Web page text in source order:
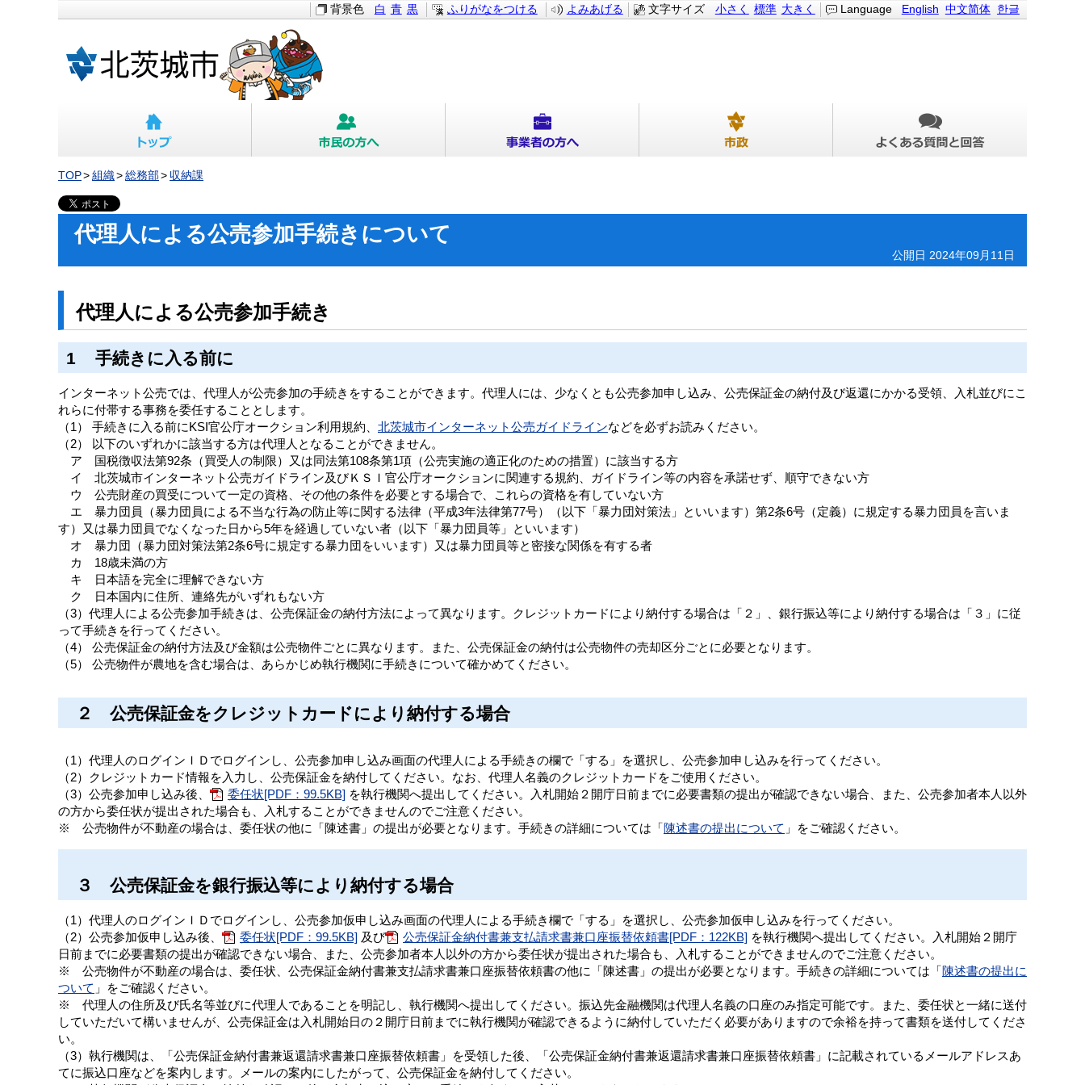
Language English 中文简体 한글
文字サイズ 小さく 標準 大きく
背景色 白 青 黒 ふりがなをつける よみあげる
TOP 組織 総務部 収納課
代理人による公売参加手続きについて
公開日 2024年09月11日
代理人による公売参加手続き
1 手続きに入る前に
インターネット公売では、代理人が公売参加の手続きをすることができます。代理人には、少なくとも公売参加申し込み、公売保証金の納付及び返還にかかる受領、入札並びにこ
れらに付帯する事務を委任することとします。
（1） 手続きに入る前にKSI官公庁オークション利用規約、 北茨城市インターネット公売ガイドラインなどを必ずお読みください。
（2） 以下のいずれかに該当する方は代理人となることができません。
ア 国税徴収法第92条（買受人の制限）又は同法第108条第1項（公売実施の適正化のための措置）に該当する方
イ 北茨城市インターネット公売ガイドライン及びＫＳＩ官公庁オークションに関連する規約、ガイドライン等の内容を承諾せず、順守できない方
ウ 公売財産の買受について一定の資格、その他の条件を必要とする場合で、これらの資格を有していない方
エ 暴力団員（暴力団員による不当な行為の防止等に関する法律（平成3年法律第77号）（以下「暴力団対策法」といいます）第2条6号（定義）に規定する暴力団員を言いま
す）又は暴力団員でなくなった日から5年を経過していない者（以下「暴力団員等」といいます）
オ 暴力団（暴力団対策法第2条6号に規定する暴力団をいいます）又は暴力団員等と密接な関係を有する者
カ 18歳未満の方
キ 日本語を完全に理解できない方
ク 日本国内に住所、連絡先がいずれもない方
（3）代理人による公売参加手続きは、公売保証金の納付方法によって異なります。クレジットカードにより納付する場合は「２」、銀行振込等により納付する場合は「３」に従
って手続きを行ってください。
（4） 公売保証金の納付方法及び金額は公売物件ごとに異なります。また、公売保証金の納付は公売物件の売却区分ごとに必要となります。
（5） 公売物件が農地を含む場合は、あらかじめ執行機関に手続きについて確かめてください。
２ 公売保証金をクレジットカードにより納付する場合
（1）代理人のログインＩＤでログインし、公売参加申し込み画面の代理人による手続きの欄で「する」を選択し、公売参加申し込みを行ってください。
（2）クレジットカード情報を入力し、公売保証金を納付してください。なお、代理人名義のクレジットカードをご使用ください。
（3）公売参加申し込み後、
委任状[PDF：99.5KB] を執行機関へ提出してください。入札開始２開庁日前までに必要書類の提出が確認できない場合、また、公売参加者本人以外
の方から委任状が提出された場合も、入札することができませんのでご注意ください。
※ 公売物件が不動産の場合は、委任状の他に「陳述書」の提出が必要となります。手続きの詳細については「陳述書の提出について 」をご確認ください。
３ 公売保証金を銀行振込等により納付する場合
（1）代理人のログインＩＤでログインし、公売参加仮申し込み画面の代理人による手続き欄で「する」を選択し、公売参加仮申し込みを行ってください。
（2）公売参加仮申し込み後、
委任状[PDF：99.5KB] 及び 公売保証金納付書兼支払請求書兼口座振替依頼書[PDF：122KB] を執行機関へ提出してください。入札開始２開庁
日前までに必要書類の提出が確認できない場合、また、公売参加者本人以外の方から委任状が提出された場合も、入札することができませんのでご注意ください。
※ 公売物件が不動産の場合は、委任状、公売保証金納付書兼支払請求書兼口座振替依頼書の他に「陳述書」の提出が必要となります。手続きの詳細については「陳述書の提出に
ついて 」をご確認ください。
※ 代理人の住所及び氏名等並びに代理人であることを明記し、執行機関へ提出してください。振込先金融機関は代理人名義の口座のみ指定可能です。また、委任状と一緒に送付
していただいて構いませんが、公売保証金は入札開始日の２開庁日前までに執行機関が確認できるように納付していただく必要がありますので余裕を持って書類を送付してくださ
い。
（3）執行機関は、「公売保証金納付書兼返還請求書兼口座振替依頼書」を受領した後、「公売保証金納付書兼返還請求書兼口座振替依頼書」に記載されているメールアドレスあ
てに振込口座などを案内します。メールの案内にしたがって、公売保証金を納付してください。